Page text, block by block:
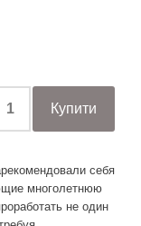
себя
многолетнюю
не один